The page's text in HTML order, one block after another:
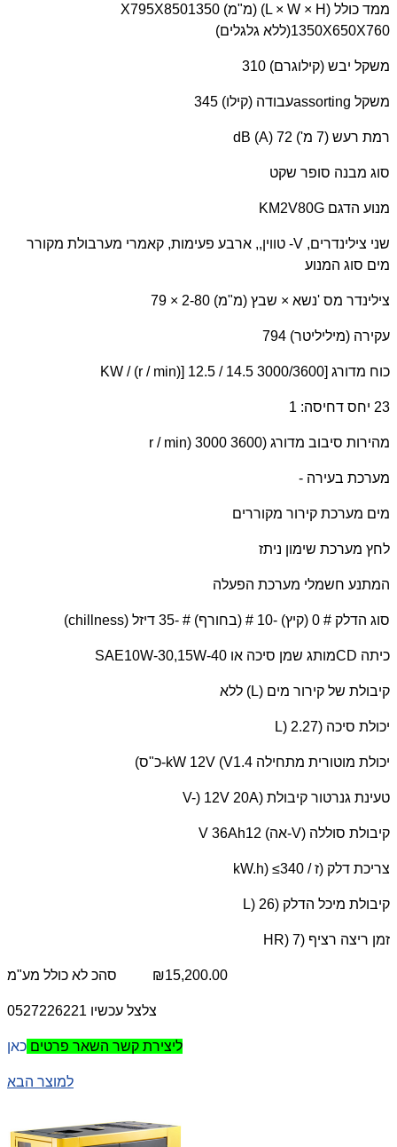
ממד כולל (L × W × H) (מ"מ) 1350
X795X850
1350X650X760(ללא גלגלים)
משקל יבש (קילוגרם) 310
משקל assortingעבודה (קילו) 345
רמת רעש (7 מ') dB (A) 72
סוג מבנה סופר שקט
מנוע הדגם KM2V80G
שני צילינדרים, V- טווין,, ארבע פעימות, קאמרי מערבולת מקורר
מים סוג המנוע
צילינדר מס 'נשא × שבץ (מ"מ) 2-80 × 79
עקירה (מיליליטר) 794
כוח מדורג [KW / (r / min)] 12.5 / 14.5 3000/3600
23 יחס דחיסה: 1
מהירות סיבוב מדורג (r / min) 3000 3600
מערכת בעירה -
מים מערכת קירור מקוררים
לחץ מערכת שימון ניתז
המתנע חשמלי מערכת הפעלה
סוג הדלק # 0 (קיץ) -10 # (בחורף) # -35 דיזל ( chillness
)
כיתה CDמותג שמן סיכה או SAE10W-30,15W-40
קיבולת של קירור מים (L) ללא
יכולת סיכה (L) 2.27
יכולת מוטורית מתחילה 1.4 kW 12V (V-כ"ס)
טעינת גנרטור קיבולת (V-) 12V 20A
קיבולת סוללה (V-אה) 12 V 36Ah
צריכת דלק (ז / kW.h) ≤340
קיבולת מיכל הדלק (L) 26
זמן ריצה רציף (HR) 7
סהכ לא כולל מע"מ ₪15,200.00
ליצירת קשר השאר פרטים
למוצר הבא